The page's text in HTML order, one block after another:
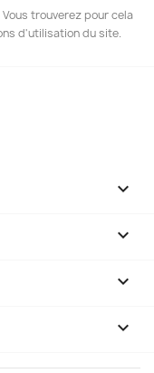
trouverez pour cela
d'utilisation du site.



keyboard_arrow_down